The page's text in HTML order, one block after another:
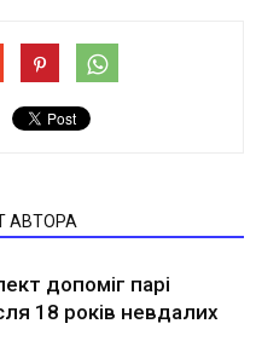
АВТОРА
допоміг парі
18 років невдалих